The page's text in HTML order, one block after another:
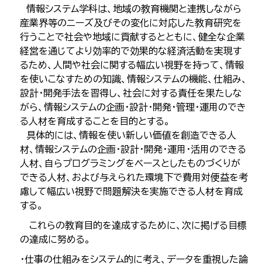
情報システム学科は、地域の教育機関と連携しながら
産業界等のニーズ及びその変化に対応した教育研究を
行うことで社会や地域に貢献するとともに、健全な企業
経営を通じてより効率的で効果的な経済活動を実現す
るため、人間や社会に関する幅広い視野を持って、情報
を使いこなすための知識、情報システムの機能、仕組み、
設計・開発手法を習得し、社会に対する責任を果たしな
がら、情報システムの企画・設計・開発・管理・運用のでき
る人材を育成することを目的とする。
具体的には、情報を使い新しい価値を創造できる人
材、情報システムの企画・設計・開発・運用・活用のできる
人材、自らプログラミングをベースとしたものづくりが
できる人材、および与えられた環境下で費用対便益を考
慮して幅広い視野で問題解決を実施できる人材を育成
する。
これらの教育目的を達成するために、次に掲げる目標
の達成に努める。
・仕事の仕組みをシステム的に考え、データを重視した論